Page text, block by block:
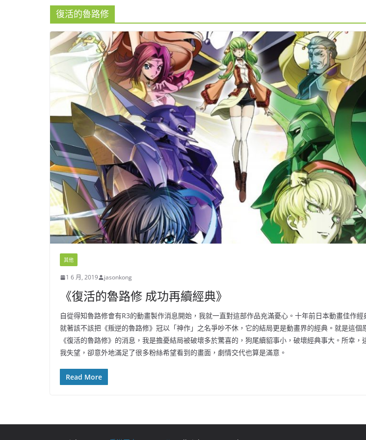
復活的魯路修
其他
1 6 月, 2019 jasonkong
《復活的魯路修 成功再續經典》
自從得知魯路修會有R3的動畫製作消息開始，我就一直對這部作品充滿憂心。十年前日本動畫佳作
就著該不該把《叛逆的魯路修》冠以「神作」之名爭吵不休，它的結局更是動畫界的經典。就是這個
《復活的魯路修》的消息，我是擔憂結局被破壞多於驚喜的，狗尾續貂事小，破壞經典事大。所幸，
我失望，卻意外地滿足了很多粉絲希望看到的畫面，劇情交代也算是滿意。
Read More